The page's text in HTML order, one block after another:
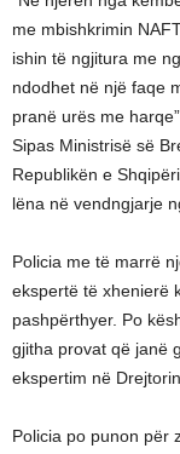
me mbishkrimin
ishin të ngjitura me
ndodhet në një faqe
pranë urës me harqe”.
Sipas Ministrisë së
Republikën e
lëna në vendngjarje
Policia me të marrë
ekspertë të xhenierë
pashpërthyer. Po
gjitha provat që janë
ekspertim në
Policia po punon për